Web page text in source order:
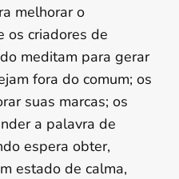
melhorar o
os criadores de
meditam para gerar
fora do comum; os
suas marcas; os
a palavra de
espera obter,
estado de calma,